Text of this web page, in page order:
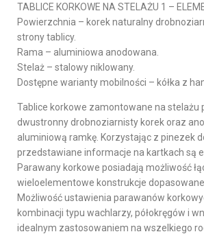
TABLICE KORKOWE NA STELAŻU 1 –
Powierzchnia – korek naturalny
strony tablicy.
Rama – aluminiowa anodowana.
Stelaż – stalowy niklowany.
Dostępne warianty mobilności – kółka z
Tablice korkowe zamontowane na stelażu
dwustronny drobnoziarnisty korek oraz
aluminiową ramkę. Korzystając z pinezek
przedstawiane informacje na kartkach są
Parawany korkowe posiadają możliwość
wieloelementowe konstrukcje
Możliwość ustawienia parawanów
kombinacji typu wachlarzy, półokręgów i
idealnym zastosowaniem na wszelkiego